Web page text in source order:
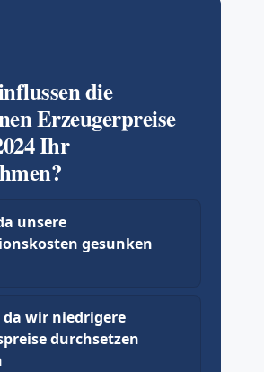
die
Erzeugerpreise
Ihr
unsere
gesunken
da wir niedrigere
durchsetzen